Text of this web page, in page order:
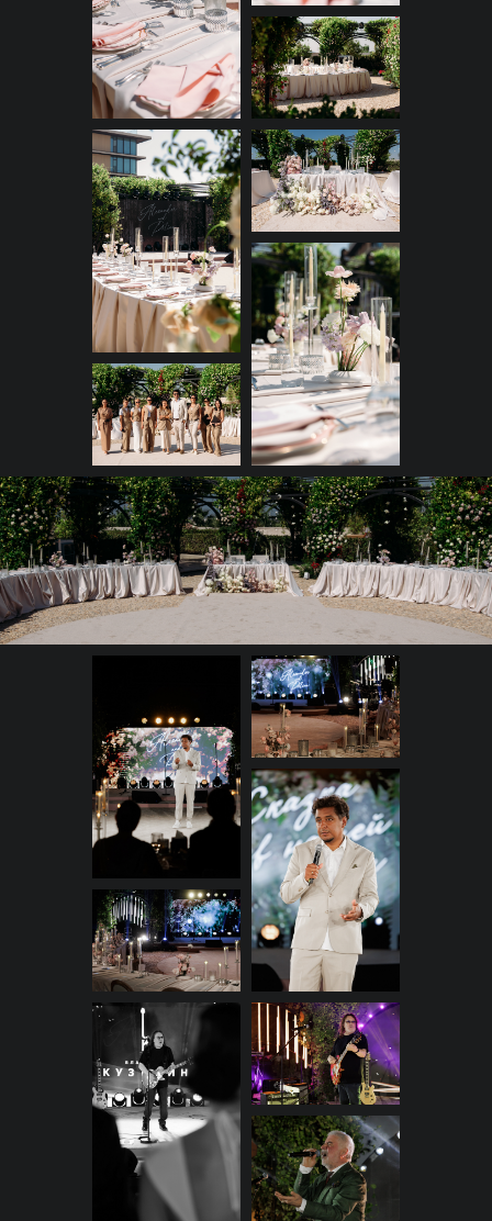
объявление друг друга мужем
и женой. Этот трогательный
момент они разделили
с близкими, принимая теплые
поздравления. А пока гости
делали фото на память,
мы плавно трансформировали
зону церемонии в место для
праздничного ужина.
Свадебный ужин
«Сказка в нашей
жизни»
Впервые на этом проекте мы
попробовали диагональную
рассадку, чтобы гармонично и
удобно разместить сцену с
большим бэклайном. У нас
получилось вписать всё
оборудование и экран в
существующие арочные
конструкции сада.
После первых блюд и легких
интерактивов от ведущего, в
центре наблюдения гостей
оказалась пара с первым
танцем. Номер начался с
выступления музыкантов, но
вдруг появился и запел
Владимир Кузьмин — это стало
приятной неожиданностью для
невесты. А нежная композиция
«Сказка в моей жизни» стала
лейтмотивом вечера и
погрузила присутствующих в
атмосферу романтики и любви.